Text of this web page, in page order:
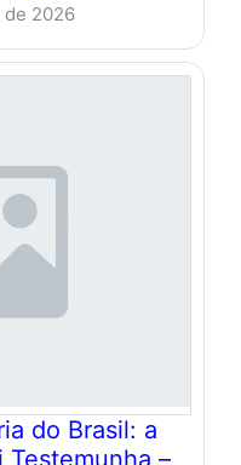
2026
do Brasil: a